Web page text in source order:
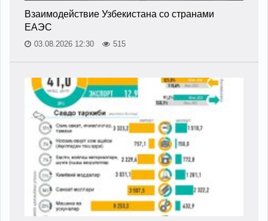
Взаимодействие Узбекистана со странами
ЕАЭС
03.08.2026 12:30 515